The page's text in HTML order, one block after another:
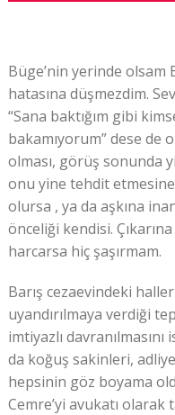
Büge’nin yerinde olsam
hatasına düşmezdim.
“Sana baktığım gibi
bakamıyorum” dese de
olması, görüş sonunda
onu yine tehdit
olursa , ya da aşkına
önceliği kendisi.
harcarsa hiç şaşırmam.
Barış cezaevindeki
uyandırılmaya verdiği
imtiyazlı
da koğuş sakinleri,
hepsinin göz boyama
Cemre’yi avukatı